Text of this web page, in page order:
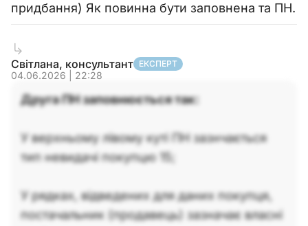
придбання) Як повинна бути заповнена та ПН.
Світлана, консультант ЕКСПЕРТ
04.06.2026 | 22:28
Друга ПН заповнюється так:
У верхньому лівому куті ПН зазнчається
тип невидачі покупцю 15;
У рядках, відведених для даних покупця,
постачальник (продавець) зазначає власні